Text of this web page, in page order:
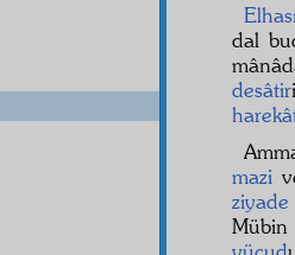
dal
desâtir
mazi
ziyade